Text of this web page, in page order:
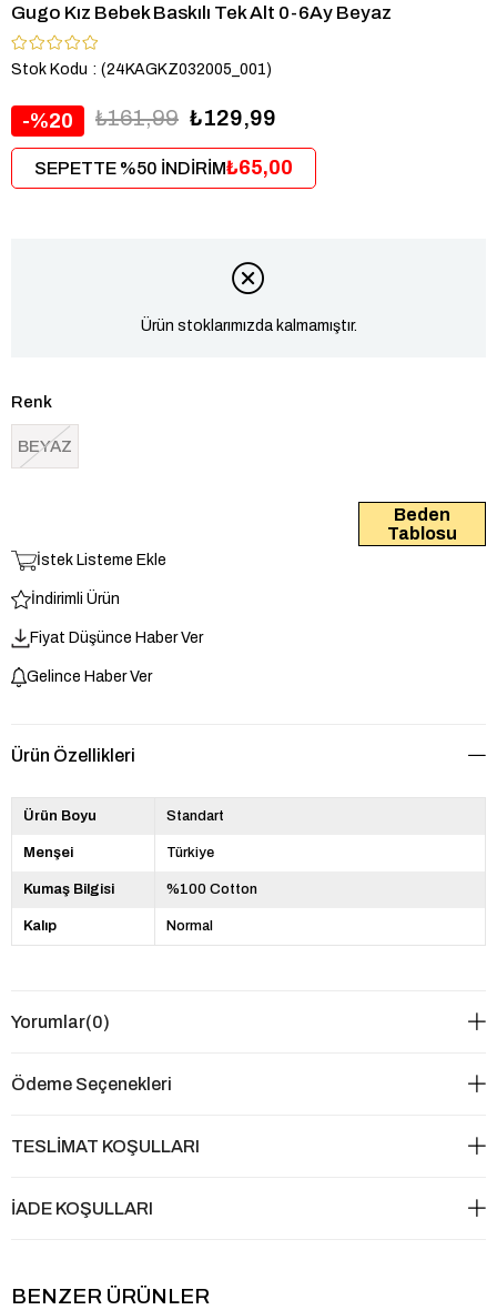
Gugo Kız Bebek Baskılı Tek Alt 0-6Ay Beyaz
Stok Kodu (24KAGKZ032005_001)
20 ₺161,99 ₺129,99
SEPETTE %50 İNDİRİM₺65,00
Ürün stoklarımızda kalmamıştır.
Renk
BEYAZ
Beden
Tablosu
İstek Listeme Ekle
İndirimli Ürün
Fiyat Düşünce Haber Ver
Gelince Haber Ver
Ürün Özellikleri
Ürün Boyu Standart
Menşei Türkiye
Kumaş Bilgisi %100 Cotton
Kalıp Normal
Yorumlar(0)
Ödeme Seçenekleri
TESLİMAT KOŞULLARI
İADE KOŞULLARI
BENZER ÜRÜNLER